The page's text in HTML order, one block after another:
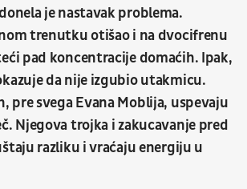
je nastavak problema.
trenutku otišao i na dvocifrenu
pad koncentracije domaćih. Ipak,
da nije izgubio utakmicu.
pre svega Evana Moblija, uspevaju
Njegova trojka i zakucavanje pred
razliku i vraćaju energiju u